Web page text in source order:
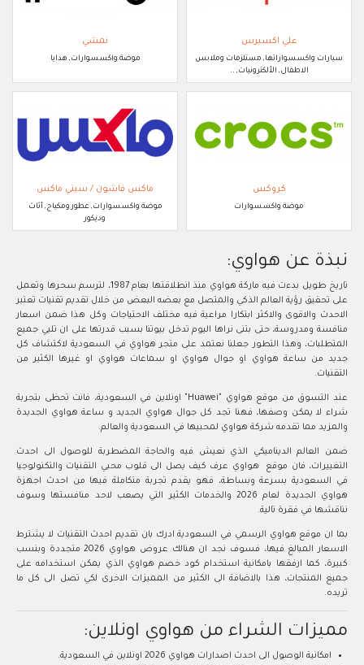
علي اكسبرس
سيارات واكسسواراتها, مستلزمات وملابس
الاطفال, الألكترونيات, ..
نمشي
موضة واكسسوارات, هدايا
كروكس
موضة واكسسوارات
ماكس فاشون / سيتي ماكس
موضة واكسسوارات, عطور ومكياج, أثاث
وديكور
نبذة عن هواوي:
تاريخ طويل بدءت فيه ماركة هواوي منذ انطلاقتها بعام 1987، لترسم سحرها وتعمل
على تحقيق رؤية العالم الذكي والمتصل مع بعضه البعض من خلال تقديم تقنيات تعتبر
الاحدث والاقوى والاكثر ابتكارا مراعية فيه مختلف الاحتياجات وكل هذا ضمن اسعار
منافسة ومدروسة، حتى بتنى نراها اليوم تدخل بيوتنا بسبب قدرتها على ان تلبي جميع
المتطلبات، وهذا التطور جعلنا نعتمد على متجر هواوي في السعودية لاكتشاف كل
جديد من ساعة هواوي او جوال هواوي او سماعات هواوي او غيرها الكثير من
التقنيات.
عند التسوق من موقع هواوي "Huawei" اونلاين في السعودية، فانت تحظى بتجربة
شراء لا يمكن وصفها، فهنا تجد كل جوال هواوي الجديد و ساعة هواوي الجديدة
والمزيد مما تقدمه شركة هواوي لمحبيها في السعودية والعالم.
ضمن العالم الديناميكي الذي نعيش فيه والحاجة المضطربة للوصول الى احدث
التغييرات، فان موقع هواوي عرف كيف يصل الى قلوب محبي التقنيات والتكنولوجيا
في السعودية بسرعة وبساطة، فهو يقدم تجربة متكاملة فيها من احدث اجهزة
هواوي الجديدة لعام 2026 والخدمات الكثير التي يصعب لاحد منافستها وسوف
نناقشها في فقرة تالية.
بما ان موقع هواوي الرسمي في السعودية ادرك بان تقديم احدث التقنيات لا يشترط
الاسعار المبالغ فيها، فسوف نجد ان هنالك عروض هواوي 2026 متجددة وبنسب
كبيرة، كما ارفقها بامكانية استخدام كود خصم هواوي الذي يمكن استخدامه على
جميع المنتجات، هذا بالاضافة الى الكثير من المميزات الاخرى لكي تصل الى كل ما
تريده.
مميزات الشراء من هواوي اونلاين:
امكانية الوصول الى احدث اصدارات هواوي 2026 اونلاين في السعودية.